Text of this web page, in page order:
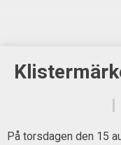
På torsdagen den 15